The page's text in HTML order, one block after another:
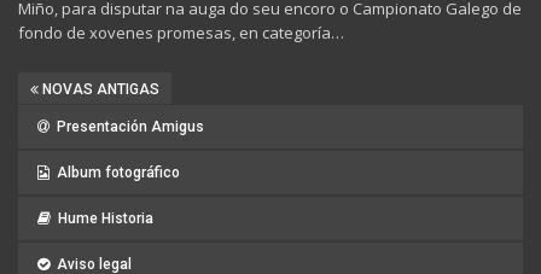
Miño, para disputar na auga do seu encoro o Campionato Galego de
fondo de xovenes promesas, en categoría…
NOVAS ANTIGAS
Presentación Amigus
Album fotográfico
Hume Historia
Aviso legal